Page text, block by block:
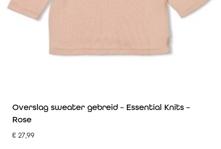
Overslag sweater gebreid – Essential Knits –
Rose
€ 27,99